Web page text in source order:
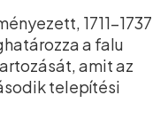
1711–1737
a falu
amit az
telepítési